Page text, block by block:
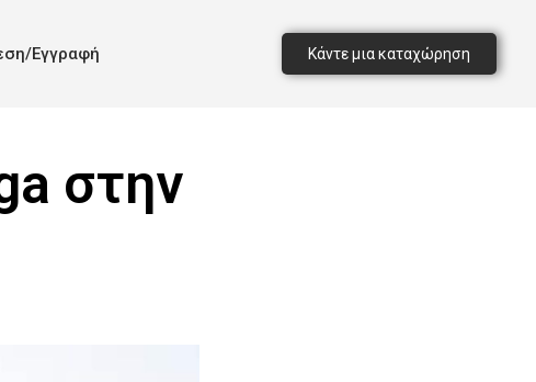
Εγγραφή Κάντε μια καταχώρηση
στην